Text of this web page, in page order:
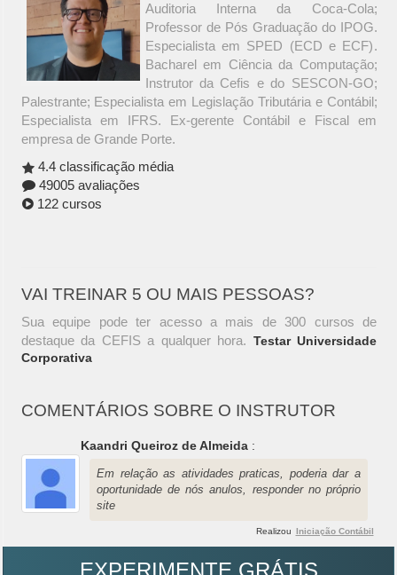
Auditoria Interna da Coca-Cola;
Professor de Pós Graduação do IPOG.
Especialista em SPED (ECD e ECF).
Bacharel em Ciência da Computação;
Instrutor da Cefis e do SESCON-GO;
Palestrante; Especialista em Legislação Tributária e Contábil;
Especialista em IFRS. Ex-gerente Contábil e Fiscal em
empresa de Grande Porte.
4.4 classificação média
49005 avaliações
122 cursos
VAI TREINAR 5 OU MAIS PESSOAS?
Sua equipe pode ter acesso a mais de 300 cursos de
destaque da CEFIS a qualquer hora. Testar Universidade
Corporativa
COMENTÁRIOS SOBRE O INSTRUTOR
Kaandri Queiroz de Almeida :
Em relação as atividades praticas, poderia dar a
oportunidade de nós anulos, responder no próprio
site
Realizou Iniciação Contábil